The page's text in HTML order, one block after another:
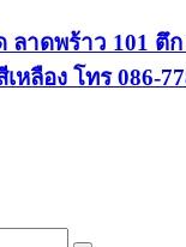
ลาดพร้าว 101 ตึ
หลือง โทร 086-